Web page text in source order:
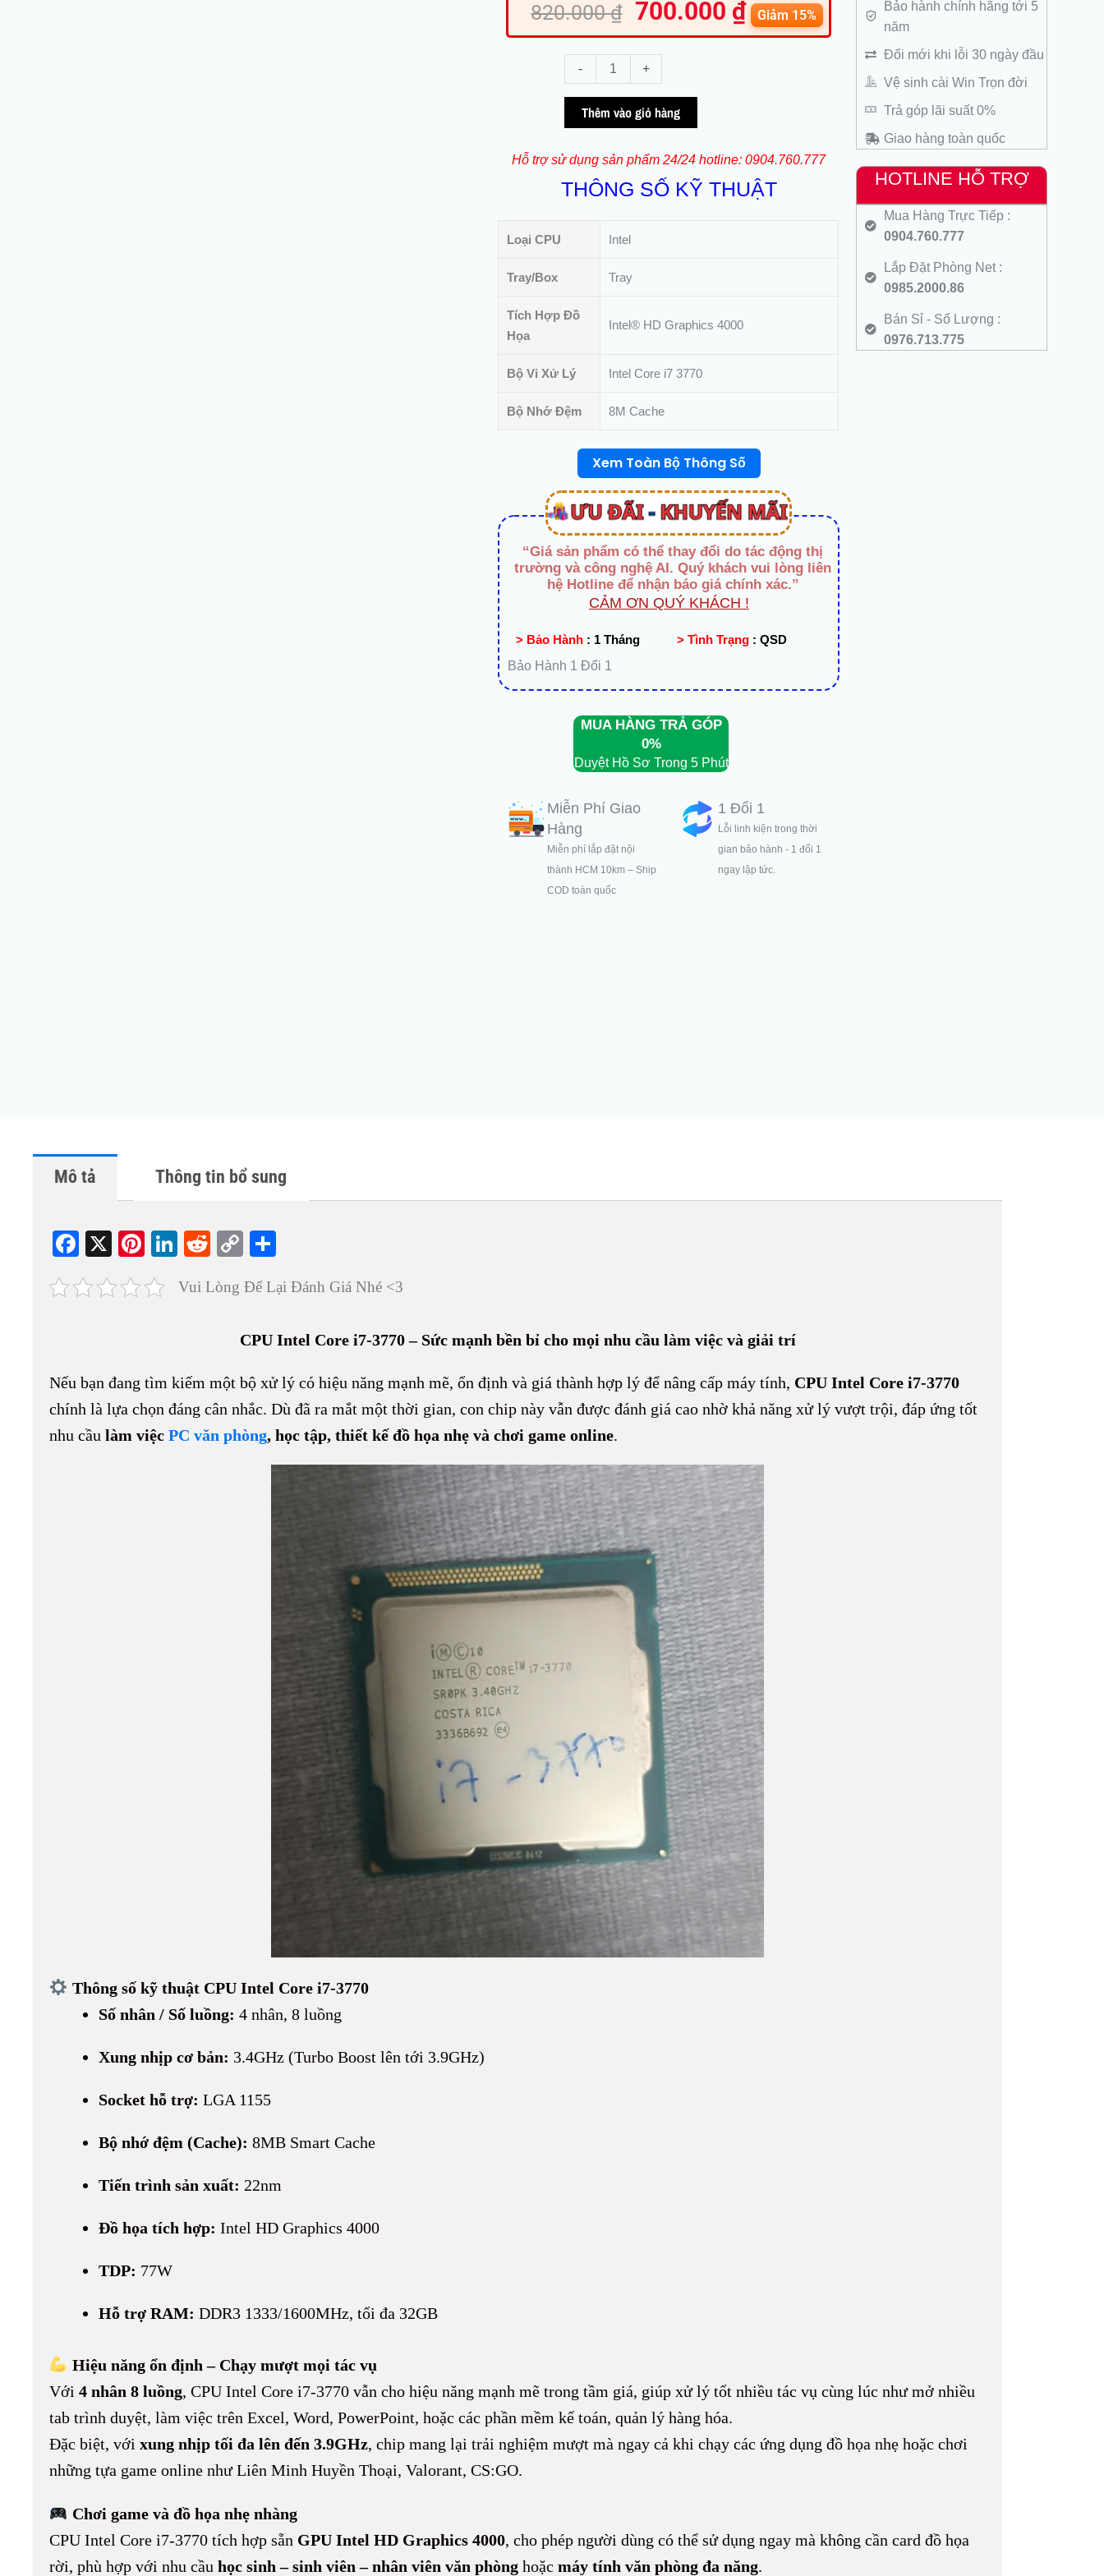
820.000₫ gốc
là:
820.000 ₫.
700.000 ₫ Giảm 15% hiện
tại
700.000 ₫.
-
Intel
Core
i7-
(QSD)
-
8M
+
Thêm vào giỏ hàng
Hỗ trợ sử dụng sản phẩm 24/24 hotline: 0904.760.777
THÔNG SỐ KỸ THUẬT
Loại CPU Intel
Tray/Box Tray
Tích Hợp Đồ
Họa
Intel® HD Graphics 4000
Bộ Vi Xử Lý Intel Core i7 3770
Bộ Nhớ Đệm 8M Cache
Xem Toàn Bộ Thông Số
“Giá sản phẩm có thể thay đổi do tác động thị
trường và công nghệ AI. Quý khách vui lòng liên
hệ Hotline để nhận báo giá chính xác.”
CẢM ƠN QUÝ KHÁCH !
> Bảo Hành : 1 Tháng > Tình Trạng :QSD
Bảo Hành 1 Đổi 1
MUA HÀNG TRẢ GÓP
0%
Duyệt Hồ Sơ Trong 5 Phút
Miễn Phí Giao
Hàng
Miễn phí lắp đặt nội
thành HCM 10km – Ship
COD toàn quốc
1 Đổi 1
Lỗi linh kiện trong thời
gian bảo hành - 1 đổi 1
ngay lập tức.
Bảo hành chính hãng tới 5
năm
Đổi mới khi lỗi 30 ngày đầu
Vệ sinh cài Win Trọn đời
Trả góp lãi suất 0%
Giao hàng toàn quốc
HOTLINE HỖ TRỢ
Mua Hàng Trực Tiếp :
0904.760.777
Lắp Đặt Phòng Net :
0985.2000.86
Bán Sỉ - Số Lượng :
0976.713.775
Mô tả Thông tin bổ sung
Fa
ce
bo
X
Pi
nt
er
Li
ed
R
di
C
y
nk
re
Vui Lòng Để Lại Đánh Giá Nhé <3
CPU Intel Core i7-3770 – Sức mạnh bền bỉ cho mọi nhu cầu làm việc và giải trí
Nếu bạn đang tìm kiếm một bộ xử lý có hiệu năng mạnh mẽ, ổn định và giá thành hợp lý để nâng cấp máy tính, CPU Intel Core i7-3770
chính là lựa chọn đáng cân nhắc. Dù đã ra mắt một thời gian, con chip này vẫn được đánh giá cao nhờ khả năng xử lý vượt trội, đáp ứng tốt
nhu cầu làm việc PC văn phòng, học tập, thiết kế đồ họa nhẹ và chơi game online.
Thông số kỹ thuật CPU Intel Core i7-3770
Số nhân / Số luồng: 4 nhân, 8 luồng
Xung nhịp cơ bản: 3.4GHz (Turbo Boost lên tới 3.9GHz)
Socket hỗ trợ: LGA 1155
Bộ nhớ đệm (Cache): 8MB Smart Cache
Tiến trình sản xuất: 22nm
Đồ họa tích hợp: Intel HD Graphics 4000
TDP: 77W
Hỗ trợ RAM: DDR3 1333/1600MHz, tối đa 32GB
Hiệu năng ổn định – Chạy mượt mọi tác vụ
Với 4 nhân 8 luồng, CPU Intel Core i7-3770 vẫn cho hiệu năng mạnh mẽ trong tầm giá, giúp xử lý tốt nhiều tác vụ cùng lúc như mở nhiều
tab trình duyệt, làm việc trên Excel, Word, PowerPoint, hoặc các phần mềm kế toán, quản lý hàng hóa.
Đặc biệt, với xung nhịp tối đa lên đến 3.9GHz, chip mang lại trải nghiệm mượt mà ngay cả khi chạy các ứng dụng đồ họa nhẹ hoặc chơi
những tựa game online như Liên Minh Huyền Thoại, Valorant, CS:GO.
Chơi game và đồ họa nhẹ nhàng
CPU Intel Core i7-3770 tích hợp sẵn GPU Intel HD Graphics 4000, cho phép người dùng có thể sử dụng ngay mà không cần card đồ họa
rời, phù hợp với nhu cầu học sinh – sinh viên – nhân viên văn phòng hoặc máy tính văn phòng đa năng.